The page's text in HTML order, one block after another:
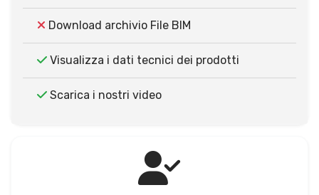
Download archivio File BIM
Visualizza i dati tecnici dei prodotti
Scarica i nostri video